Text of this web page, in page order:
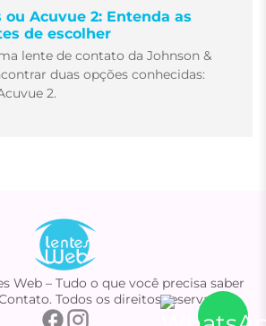
ou Acuvue 2: Entenda as
de escolher
lente de contato da Johnson &
duas opções conhecidas:
2.
Web – Tudo o que você precisa saber
Todos os direitos reservados.